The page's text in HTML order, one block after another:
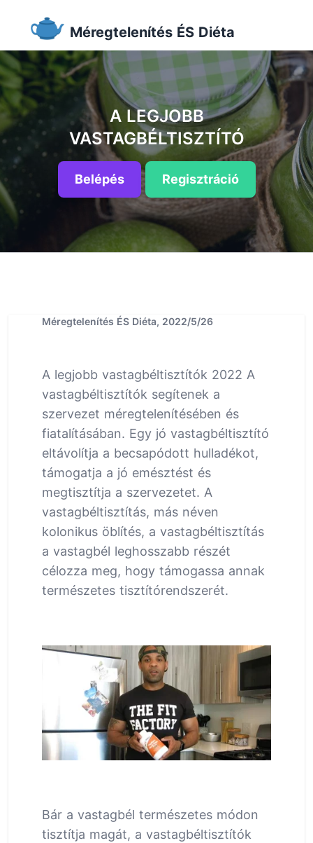
Méregtelenítés ÉS Diéta
A LEGJOBB
VASTAGBÉLTISZTÍTÓ
Belépés Regisztráció
Méregtelenítés ÉS Diéta, 2022/5/26
A legjobb vastagbéltisztítók 2022 A
vastagbéltisztítók segítenek a
szervezet méregtelenítésében és
fiatalításában. Egy jó vastagbéltisztító
eltávolítja a becsapódott hulladékot,
támogatja a jó emésztést és
megtisztítja a szervezetet. A
vastagbéltisztítás, más néven
kolonikus öblítés, a vastagbéltisztítás
a vastagbél leghosszabb részét
célozza meg, hogy támogassa annak
természetes tisztítórendszerét.
Bár a vastagbél természetes módon
tisztítja magát, a vastagbéltisztítók